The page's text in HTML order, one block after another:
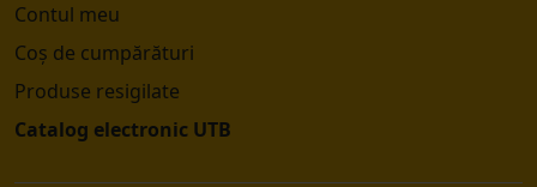
Contul meu
Coș de cumpărături
Produse resigilate
Catalog electronic UTB